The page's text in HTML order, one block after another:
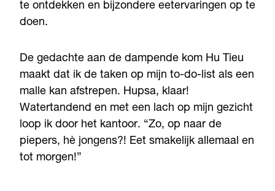
te ontdekken en bijzondere eetervaringen op te
doen.
De gedachte aan de dampende kom Hu Tieu
maakt dat ik de taken op mijn to-do-list als een
malle kan afstrepen. Hupsa, klaar!
Watertandend en met een lach op mijn gezicht
loop ik door het kantoor. “Zo, op naar de
piepers, hè jongens?! Eet smakelijk allemaal en
tot morgen!”